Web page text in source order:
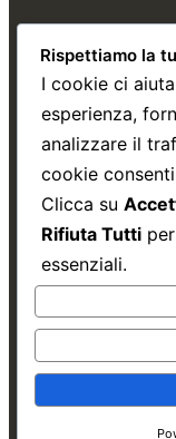
+39 353 4993 740
Via Gatteri, 30,
Copyright © 2026.
Rispettiamo la
I cookie ci
esperienza,
analizzare il
cookie
Clicca su
Rifiuta Tutti
essenziali.